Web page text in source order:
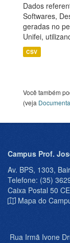
Dados
Softwares,
geradas no
Unifei,
CSV
Você também
(veja
Campus Prof.
Av. BPS, 1303,
Telefone: (35)
Caixa Postal 50
Mapa do
Rua Irmã Ivone